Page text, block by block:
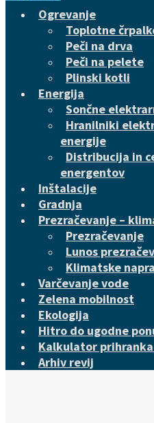
Ogrevanje
Toplotne
Peči na drva
Peči na pelete
Plinski kotli
Energija
Sončne
Hranilniki
energije
Distribucija in
energentov
Inštalacije
Gradnja
Prezračevanje –
Prezračevanje
Lunos
Klimatske
Varčevanje vode
Zelena mobilnost
Ekologija
Hitro do ugodne
Kalkulator
Arhiv revij